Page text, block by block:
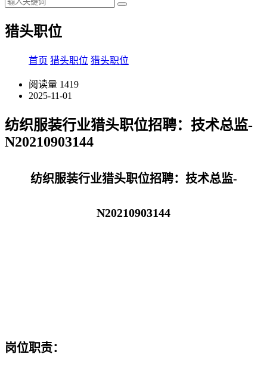
猎头职位
首页 猎头职位 猎头职位
阅读量 1419
2025-11-01
纺织服装行业猎头职位招聘：技术总监-
N20210903144
纺织服装行业猎头职位招聘：技术总监-
N20210903144
岗位职责：